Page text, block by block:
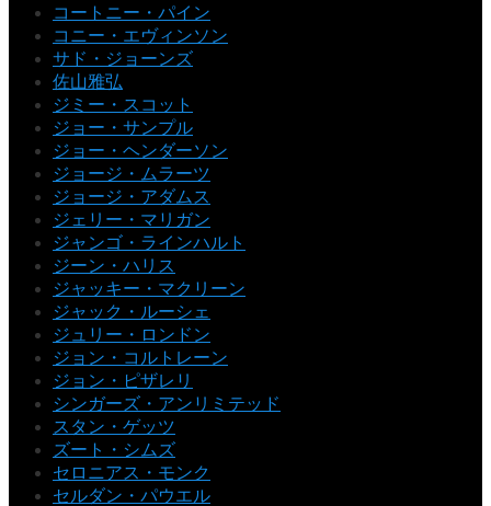
コートニー・パイン
コニー・エヴィンソン
サド・ジョーンズ
佐山雅弘
ジミー・スコット
ジョー・サンプル
ジョー・ヘンダーソン
ジョージ・ムラーツ
ジョージ・アダムス
ジェリー・マリガン
ジャンゴ・ラインハルト
ジーン・ハリス
ジャッキー・マクリーン
ジャック・ルーシェ
ジュリー・ロンドン
ジョン・コルトレーン
ジョン・ピザレリ
シンガーズ・アンリミテッド
スタン・ゲッツ
ズート・シムズ
セロニアス・モンク
セルダン・パウエル